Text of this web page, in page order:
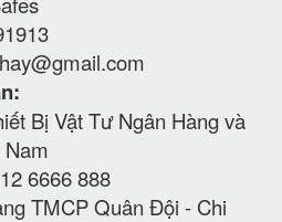
Bị Vật Tư Ngân Hàng và
Nam
6666 888
TMCP Quân Đội - Chi